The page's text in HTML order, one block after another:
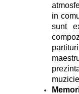
in
sunt